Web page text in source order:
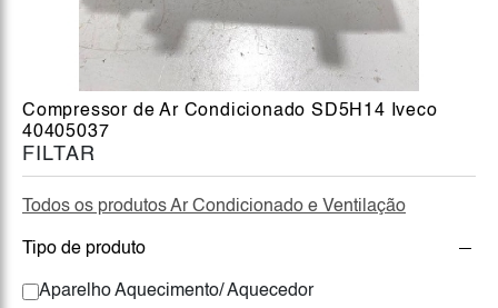
FILTAR
Todos os produtos Ar Condicionado e Ventilação
Tipo de produto
Aparelho Aquecimento/ Aquecedor
Compressor de Ar Condicionado SD5H14 Iveco
40405037